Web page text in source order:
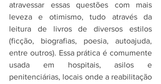
atravessar essas questões com mais
leveza e otimismo, tudo através da
leitura de livros de diversos estilos
(ficção, biografias, poesia, autoajuda,
entre outros). Essa prática é comumente
usada em hospitais, asilos e
penitenciárias, locais onde a reabilitação